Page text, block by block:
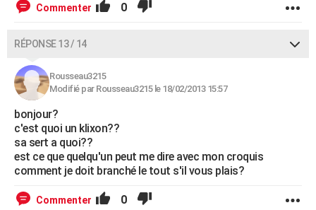
Commenter 0
RÉPONSE 13 / 14
Rousseau3215
Modifié par Rousseau3215 le 18/02/2013 15:57
bonjour?
c'est quoi un klixon??
sa sert a quoi??
est ce que quelqu'un peut me dire avec mon croquis
comment je doit branché le tout s'il vous plais?
Commenter 0